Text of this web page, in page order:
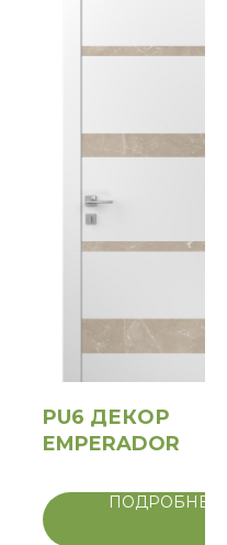
PU6 ДЕКОР
EMPERADOR
ПОДРОБНЕЕ